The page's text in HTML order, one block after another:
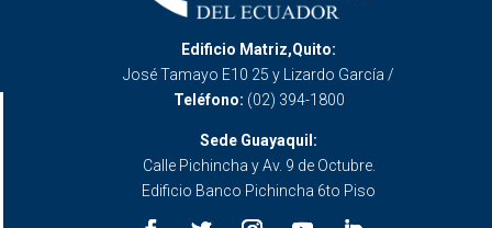
Edificio Matriz,Quito:
José Tamayo E10 25 y Lizardo García /
Teléfono: (02) 394-1800
Sede Guayaquil:
Calle Pichincha y Av. 9 de Octubre.
Edificio Banco Pichincha 6to Piso